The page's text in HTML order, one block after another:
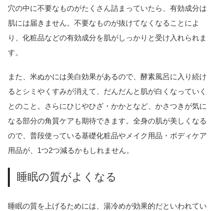
穴の中に不要なものがたくさん詰まっていたら、有効成分は
肌には届きません。不要なものが抜けてなくなることによ
り、化粧品などの有効成分を肌がしっかりと受け入れられま
す。
また、米ぬかには美白効果があるので、酵素風呂に入り続け
るとシミやくすみが消えて、だんだんと肌が白くなっていく
とのこと。さらにひじやひざ・かかとなど、かさつきが気に
なる部分の角質ケアも期待できます。全身の肌が美しくなる
ので、普段使っている基礎化粧品やメイク用品・ボディケア
用品が、1つ2つ減るかもしれません。
睡眠の質がよくなる
睡眠の質を上げるためには、湯冷めが効果的だといわれてい